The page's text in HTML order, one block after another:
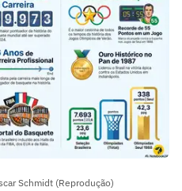
Schmidt (Reprodução)